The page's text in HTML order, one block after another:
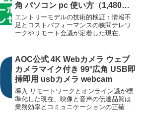
角 パソコン pc 使い方（1,480
円）
エントリーモデルの技術的検証：情報不
足とコストパフォーマンスの狭間テレワ
ークやリモート会議が定着した現在、
天市場にて1,480円（送料無料）という極
めて低い価格帯で販...
AOC公式 4K Webカメラ ウェブ
カメラマイク付き 99°広角 USB即
挿即用 usbカメラ webcam
導入 リモートワークとオンライン議が標
準化した現在、映像と音声の伝達品質は
業務効率とコミュニケーションの正確性